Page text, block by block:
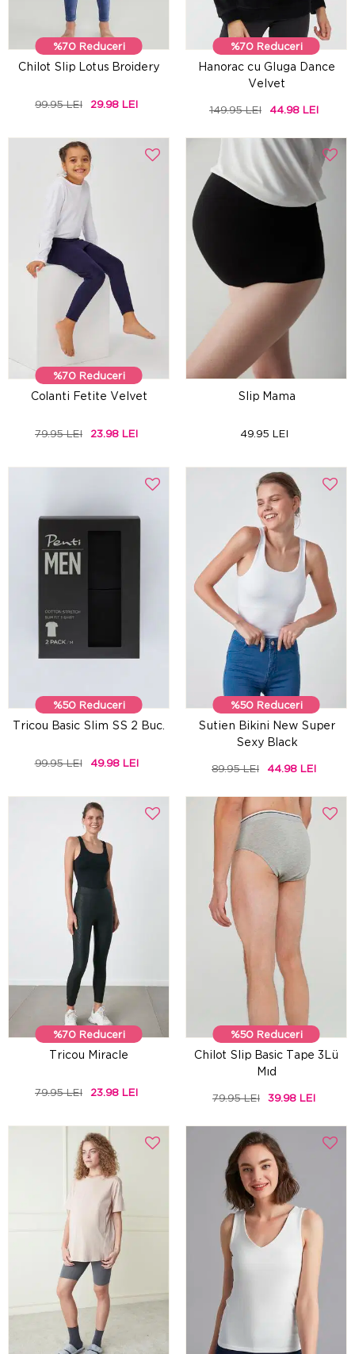
%70 Reduceri
Chilot Slip Lotus Broidery
99.95 LEI 29.98 LEI
%70 Reduceri
Hanorac cu Gluga Dance
Velvet
149.95 LEI 44.98 LEI
%70 Reduceri
Colanti Fetite Velvet
79.95 LEI 23.98 LEI
Slip Mama
49.95 LEI
%50 Reduceri
Tricou Basic Slim SS 2 Buc.
99.95 LEI 49.98 LEI
%50 Reduceri
Sutien Bikini New Super
Sexy Black
89.95 LEI 44.98 LEI
%70 Reduceri
Tricou Miracle
79.95 LEI 23.98 LEI
%50 Reduceri
Chilot Slip Basic Tape 3Lü
Mıd
79.95 LEI 39.98 LEI